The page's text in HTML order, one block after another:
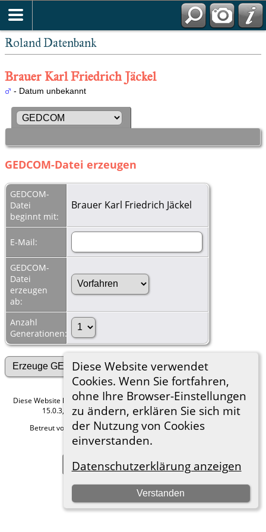
Roland Datenbank
Diese Website verwendet
Cookies. Wenn Sie fortfahren,
ohne Ihre Browser-Einstellungen
zu ändern, erklären Sie sich mit
der Nutzung von Cookies
einverstanden.
Datenschutzerklärung anzeigen
Verstanden
Brauer Karl Friedrich Jäckel
- Datum unbekannt
GEDCOM-Datei erzeugen
GEDCOM-
Datei
beginnt mit:
Brauer Karl Friedrich Jäckel
E-Mail:
GEDCOM-
Datei
erzeugen
ab:
Anzahl
Generationen:
Diese Website läuft mitThe Next Generation of Genealogy Sitebuilding
15.0.3, programmiert von Darrin Lythgoe © 2001-2026.
Betreut von
Roland zu Dortmund e.V.. | Datenschutzerklärung
Hier geht es zum Impressum
Zur Desktop-Webseite wechseln